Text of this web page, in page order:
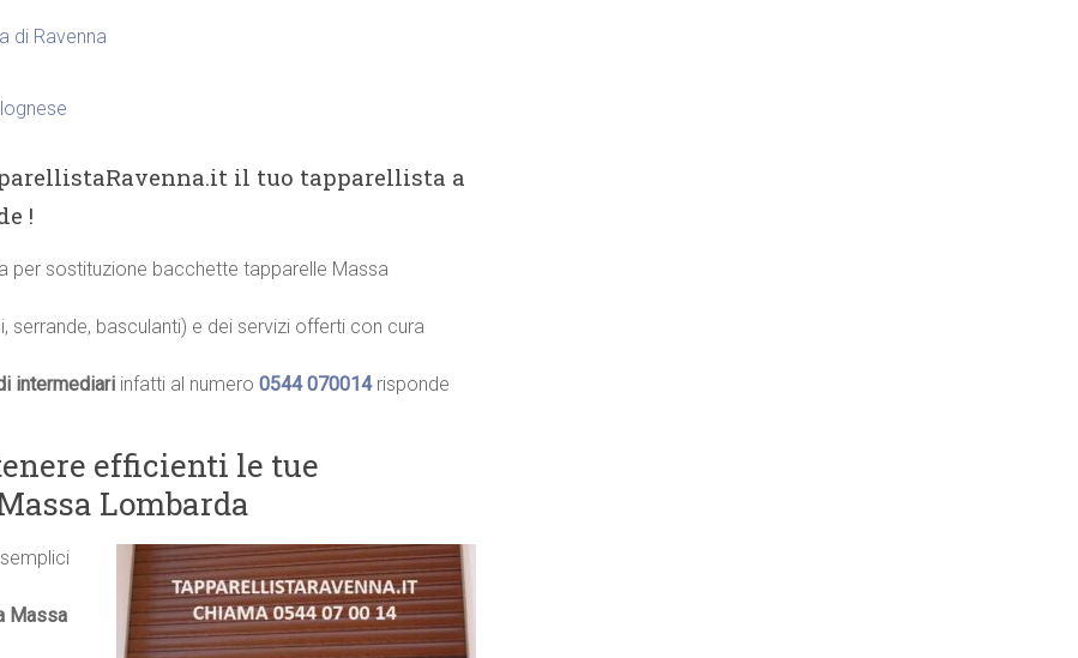
di Ravenna
il tuo tapparellista a
!
per sostituzione bacchette tapparelle Massa
serrande, basculanti) e dei servizi offerti con cura
intermediari infatti al numero 0544 070014 risponde
efficienti le tue
Lombarda
Massa